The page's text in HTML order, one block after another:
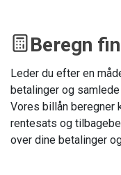
Beregn
Leder du efter en
betalinger og
Vores billån beregner
rentesats og
over dine betalinger